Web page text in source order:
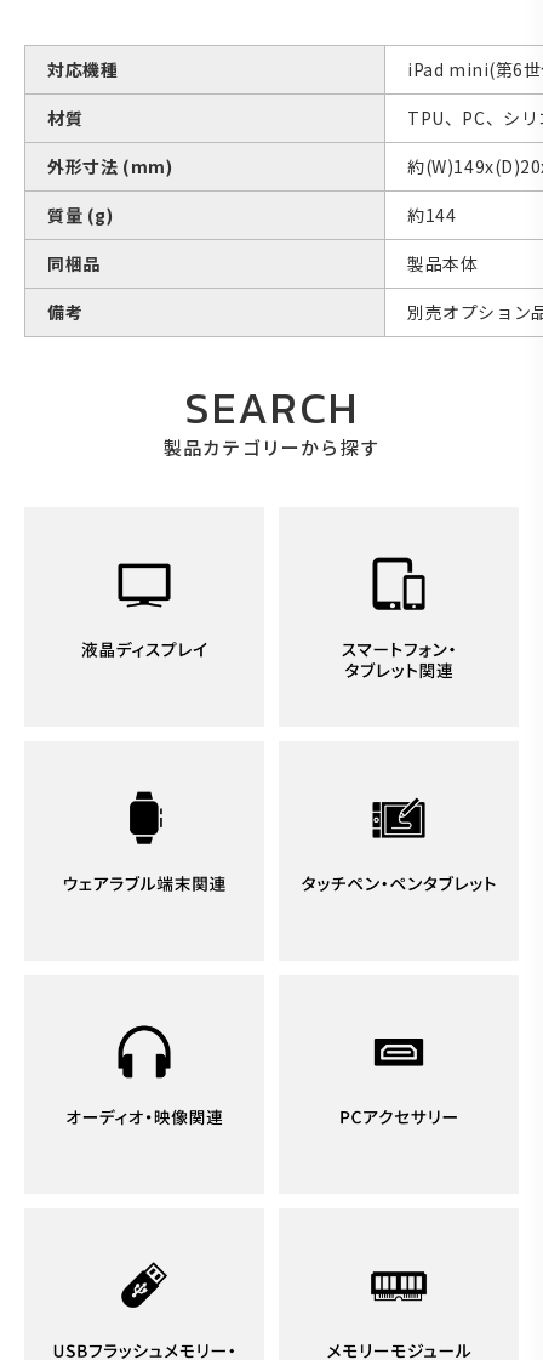
対応機種
iPad mini(第6
材質
TPU、PC、シ
外形寸法 (mm)
約
質量 (g)
約144
同梱品
製品本体
備考
別売オプション
SEARCH
製品カテゴリーから探す